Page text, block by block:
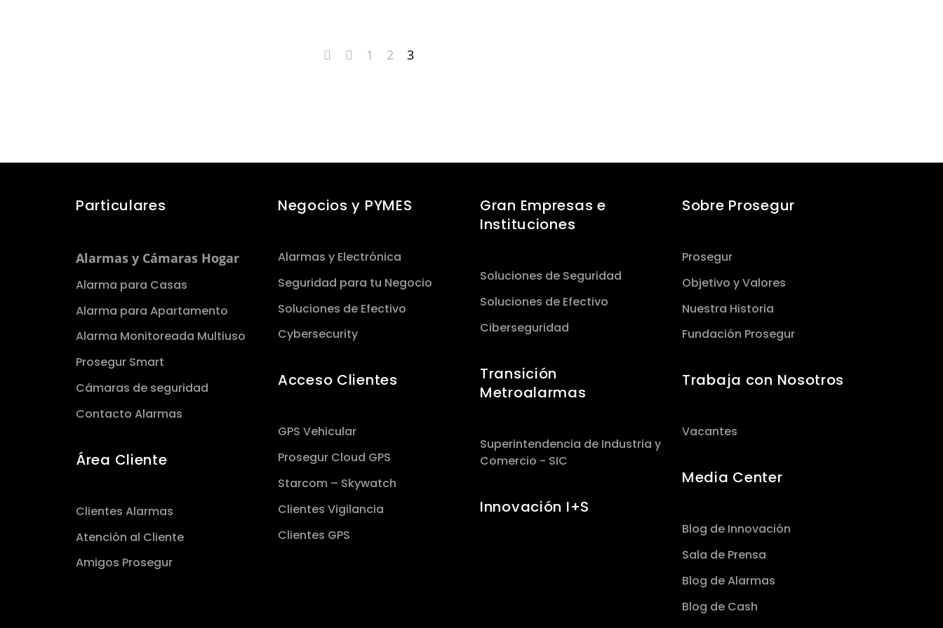
1 2 3
Particulares
Alarmas y Cámaras Hogar
Alarma para Casas
Alarma para Apartamento
Alarma Monitoreada Multiuso
Prosegur Smart
Cámaras de seguridad
Contacto Alarmas
Área Cliente
Clientes Alarmas
Atención al Cliente
Amigos Prosegur
Negocios y PYMES
Alarmas y Electrónica
Seguridad para tu Negocio
Soluciones de Efectivo
Cybersecurity
Acceso Clientes
GPS Vehicular
Prosegur Cloud GPS
Starcom – Skywatch
Clientes Vigilancia
Clientes GPS
Gran Empresas e
Instituciones
Soluciones de Seguridad
Soluciones de Efectivo
Ciberseguridad
Transición
Metroalarmas
Superintendencia de Industria y
Comercio - SIC
Innovación I+S
Sobre Prosegur
Prosegur
Objetivo y Valores
Nuestra Historia
Fundación Prosegur
Trabaja con Nosotros
Vacantes
Media Center
Blog de Innovación
Sala de Prensa
Blog de Alarmas
Blog de Cash